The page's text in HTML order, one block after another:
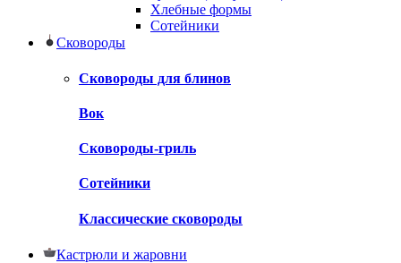
Хлебные формы
Сотейники
Сковороды
Сковороды для блинов
Вок
Сковороды-гриль
Сотейники
Классические сковороды
Кастрюли и жаровни